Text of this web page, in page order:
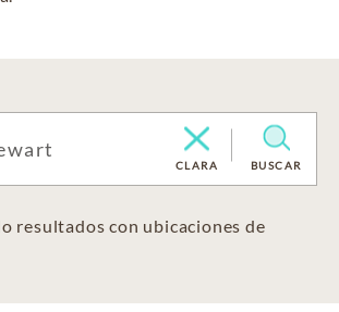
CLARA BUSCAR
resultados con ubicaciones de